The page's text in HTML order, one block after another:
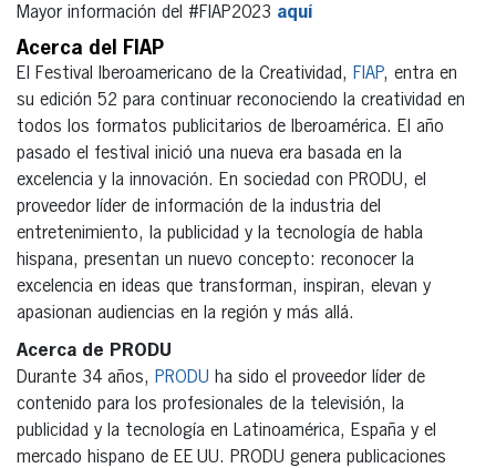
Mayor información del #FIAP2023 aquí
Acerca del FIAP
El Festival Iberoamericano de la Creatividad, FIAP, entra en
su edición 52 para continuar reconociendo la creatividad en
todos los formatos publicitarios de Iberoamérica. El año
pasado el festival inició una nueva era basada en la
excelencia y la innovación. En sociedad con PRODU, el
proveedor líder de información de la industria del
entretenimiento, la publicidad y la tecnología de habla
hispana, presentan un nuevo concepto: reconocer la
excelencia en ideas que transforman, inspiran, elevan y
apasionan audiencias en la región y más allá.
Acerca de PRODU
Durante 34 años, PRODU ha sido el proveedor líder de
contenido para los profesionales de la televisión, la
publicidad y la tecnología en Latinoamérica, España y el
mercado hispano de EE UU. PRODU genera publicaciones